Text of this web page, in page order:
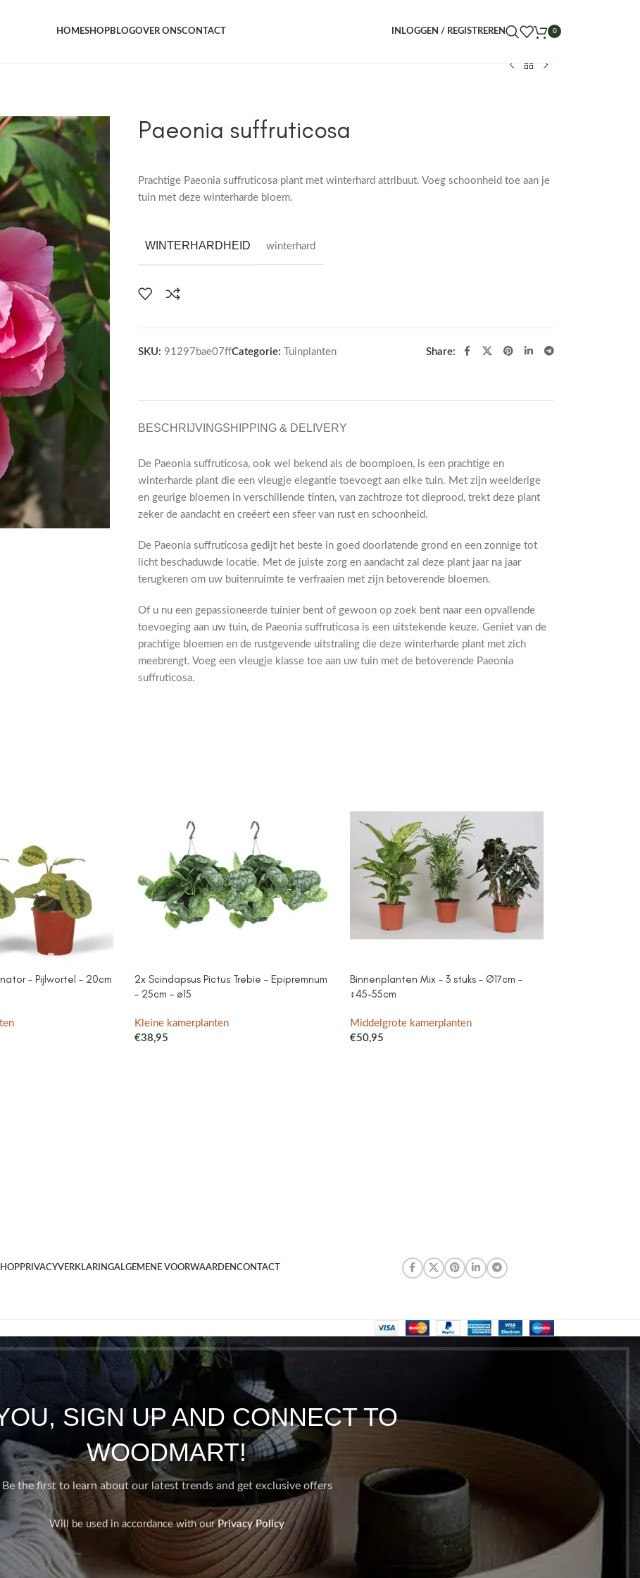
HOMESHOPBLOGOVER ONSCONTACT INLOGGEN / REGISTREREN 0
Paeonia suffruticosa
Prachtige Paeonia suffruticosa plant met winterhard attribuut. Voeg schoonheid toe aan je
tuin met deze winterharde bloem.
WINTERHARDHEID winterhard
SKU: 91297bae07ffCategorie: Tuinplanten Share:
BESCHRIJVINGSHIPPING & DELIVERY
De Paeonia suffruticosa, ook wel bekend als de boompioen, is een prachtige en
winterharde plant die een vleugje elegantie toevoegt aan elke tuin. Met zijn weelderige
en geurige bloemen in verschillende tinten, van zachtroze tot dieprood, trekt deze plant
zeker de aandacht en creëert een sfeer van rust en schoonheid.
De Paeonia suffruticosa gedijt het beste in goed doorlatende grond en een zonnige tot
licht beschaduwde locatie. Met de juiste zorg en aandacht zal deze plant jaar na jaar
terugkeren om uw buitenruimte te verfraaien met zijn betoverende bloemen.
Of u nu een gepassioneerde tuinier bent of gewoon op zoek bent naar een opvallende
toevoeging aan uw tuin, de Paeonia suffruticosa is een uitstekende keuze. Geniet van de
prachtige bloemen en de rustgevende uitstraling die deze winterharde plant met zich
meebrengt. Voeg een vleugje klasse toe aan uw tuin met de betoverende Paeonia
suffruticosa.
– Pijlwortel – 20cm
2x Scindapsus Pictus Trebie – Epipremnum
– 25cm – ø15
Kleine kamerplanten
€38,95
Binnenplanten Mix – 3 stuks – Ø17cm –
↕45-55cm
Middelgrote kamerplanten
€50,95
PRIVACYVERKLARINGALGEMENE VOORWAARDENCONTACT
SIGN UP AND CONNECT TO
WOODMART!
Be the first to learn about our latest trends and get exclusive offers
Will be used in accordance with ourPrivacy Policy